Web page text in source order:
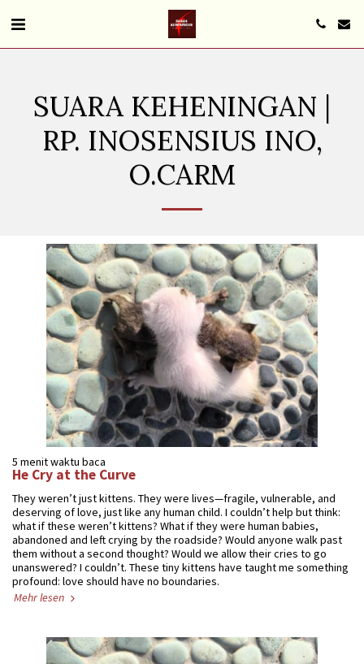
SUARA KEHENINGAN |
RP. INOSENSIUS INO,
O.CARM
5 menit waktu baca
He Cry at the Curve
They weren’t just kittens. They were lives—fragile, vulnerable, and
deserving of love, just like any human child. I couldn’t help but think:
what if these weren’t kittens? What if they were human babies,
abandoned and left crying by the roadside? Would anyone walk past
them without a second thought? Would we allow their cries to go
unanswered? I couldn’t. These tiny kittens have taught me something
profound: love should have no boundaries.
Mehr lesen